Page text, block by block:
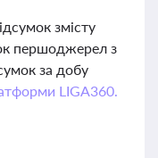
змісту
першоджерел з
за добу
LIGA360.